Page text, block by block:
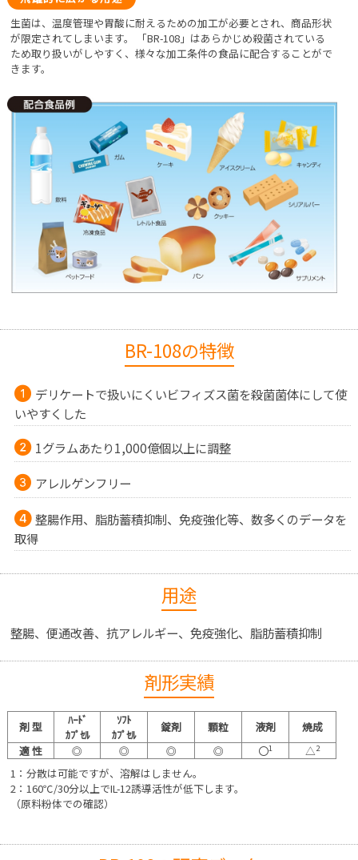
生菌は、温度管理や胃酸に耐えるための加工が必要とされ、商品形状
が限定されてしまいます。
「BR-108」はあらかじめ殺菌されている
ため取り扱いがしやすく、様々な加工条件の食品に配合することがで
きます。
BR-108の特徴
デリケートで扱いにくいビフィズス菌を殺菌菌体にして使
いやすくした
1グラムあたり1,000億個以上に調整
アレルゲンフリー
整腸作用、脂肪蓄積抑制、免疫強化等、数多くのデータを
取得
用途
整腸、便通改善、抗アレルギー、免疫強化、脂肪蓄積抑制
剤形実績
剤 型
ﾊｰﾄﾞ
ｶﾌﾟｾﾙ
ｿﾌﾄ
ｶﾌﾟｾﾙ
錠剤 顆粒 液剤
焼成
適 性
◎ ◎ ◎ ◎ 〇1 △2
1：分散は可能ですが、溶解はしません。
2：160℃/30分以上でIL-12誘導活性が低下します。
（原料粉体での確認）